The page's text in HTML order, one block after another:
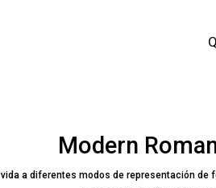
Modern
a diferentes modos de representación